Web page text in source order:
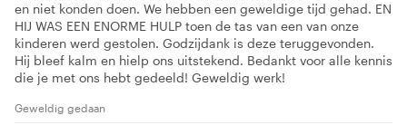
en niet konden doen. We hebben een geweldige tijd gehad. EN
HIJ WAS EEN ENORME HULP toen de tas van een van onze
kinderen werd gestolen. Godzijdank is deze teruggevonden.
Hij bleef kalm en hielp ons uitstekend. Bedankt voor alle kennis
die je met ons hebt gedeeld! Geweldig werk!
Geweldig gedaan